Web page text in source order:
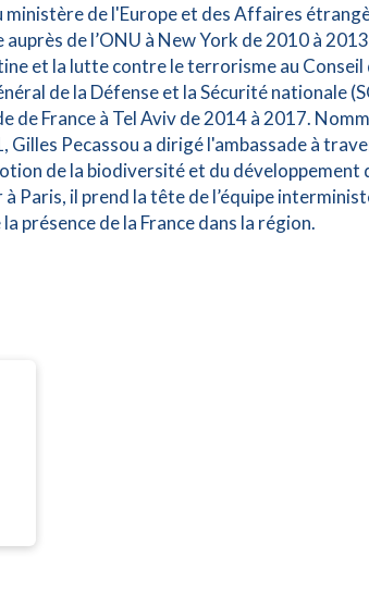
de l'Europe et des Affaires
de l’ONU à New York de 2010 à
et la lutte contre le terrorisme au
de la Défense et la Sécurité nationale
de France à Tel Aviv de 2014 à 2017.
Gilles Pecassou a dirigé l'ambassade à
de la biodiversité et du développement
il prend la tête de l’équipe
présence de la France dans la région.